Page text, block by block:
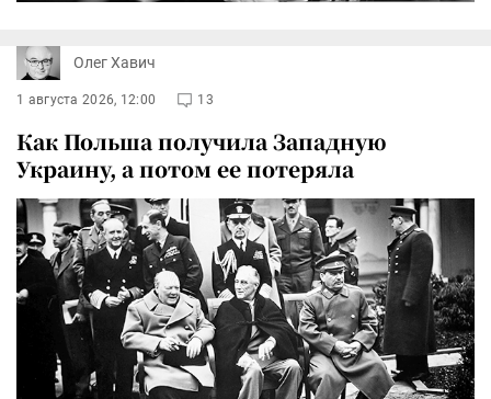
Олег Хавич
1 августа 2026, 12:00 13
Как Польша получила Западную
Украину, а потом ее потеряла